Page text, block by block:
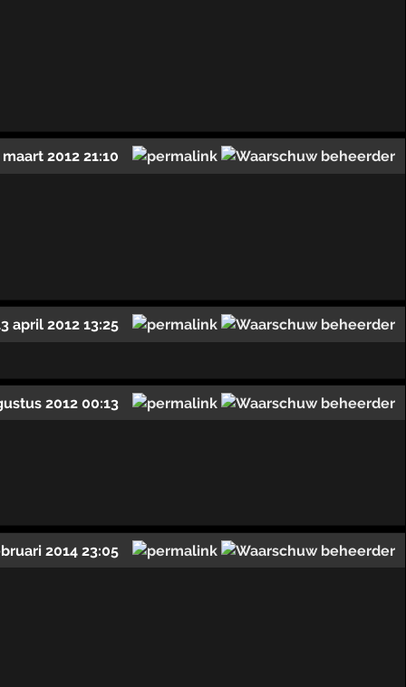
2012 21:10
april 2012 13:25
2012 00:13
2014 23:05